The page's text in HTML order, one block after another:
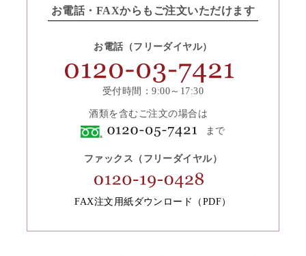
お電話・FAXからもご注文いただけます
お電話（フリーダイヤル）
受付時間：9:00～17:30
酒類を含むご注文の場合は
まで
ファックス（フリーダイヤル）
FAX注文用紙ダウンロード（PDF）